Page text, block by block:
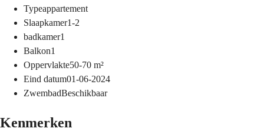
Typeappartement
Slaapkamer1-2
badkamer1
Balkon1
Oppervlakte50-70 m²
Eind datum01-06-2024
ZwembadBeschikbaar
Kenmerken